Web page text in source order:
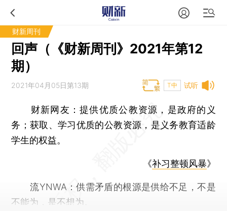
财新周刊
回声（《财新周刊》2021年第12
期）
试听
2021年04月05日第13期 T中
财新网友：提供优质公教资源，是政府的义
务；获取、学习优质的公教资源，是义务教育适龄
学生的权益。
《补习整顿风暴》
流YNWA：供需矛盾的根源是供给不足，不是
不能为，是不想为。